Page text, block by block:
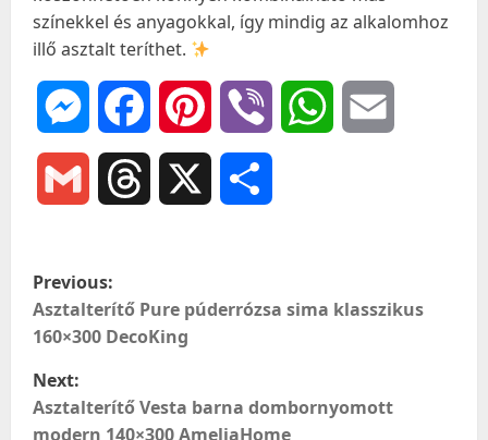
színekkel és anyagokkal, így mindig az alkalomhoz
illő asztalt teríthet.
MessengerFacebookPinterest Viber WhatsApp
Gmail Threads
P
o
s
t
Previous:
Asztalterítő Pure púderrózsa sima klasszikus
160×300 DecoKing
Next:
Asztalterítő Vesta barna dombornyomott
modern 140×300 AmeliaHome